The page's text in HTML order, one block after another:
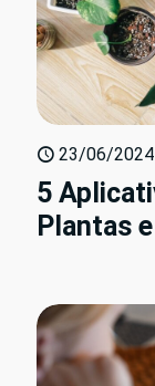
23/06/2024
5
Plantas